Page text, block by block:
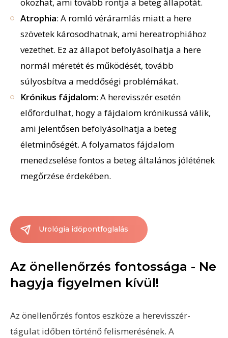
okozhat, ami tovább rontja a beteg állapotát.
Atrophia: A romló véráramlás miatt a here
szövetek károsodhatnak, ami hereatrophiához
vezethet. Ez az állapot befolyásolhatja a here
normál méretét és működését, tovább
súlyosbítva a meddőségi problémákat.
Krónikus fájdalom: A herevisszér esetén
előfordulhat, hogy a fájdalom krónikussá válik,
ami jelentősen befolyásolhatja a beteg
életminőségét. A folyamatos fájdalom
menedzselése fontos a beteg általános jólétének
megőrzése érdekében.
Urológia időpontfoglalás
Az önellenőrzés fontossága - Ne
hagyja figyelmen kívül!
Az önellenőrzés fontos eszköze a herevisszér-
tágulat időben történő felismerésének. A